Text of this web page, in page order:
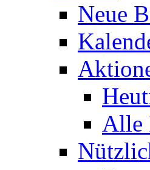
Neue
Alle